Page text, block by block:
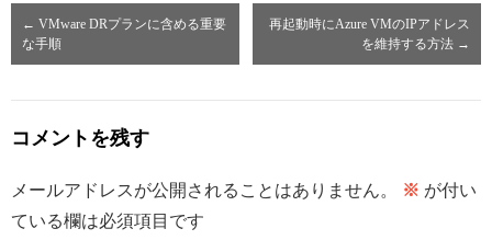
← VMware DRプランに含める重要
な手順
再起動時にAzure VMのIPアドレス
を維持する方法 →
コメントを残す
メールアドレスが公開されることはありません。 ※ が付い
ている欄は必須項目です